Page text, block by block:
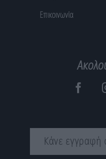
Επικοινωνία
Κάνε